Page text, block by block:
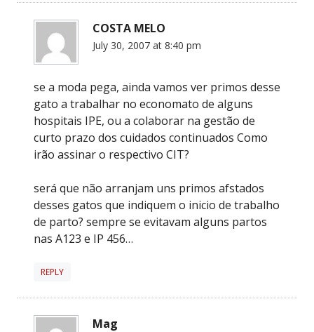
COSTA MELO
July 30, 2007 at 8:40 pm
se a moda pega, ainda vamos ver primos desse
gato a trabalhar no economato de alguns
hospitais IPE, ou a colaborar na gestão de
curto prazo dos cuidados continuados Como
irão assinar o respectivo CIT?
será que não arranjam uns primos afstados
desses gatos que indiquem o inicio de trabalho
de parto? sempre se evitavam alguns partos
nas A123 e IP 456…
REPLY
Mag